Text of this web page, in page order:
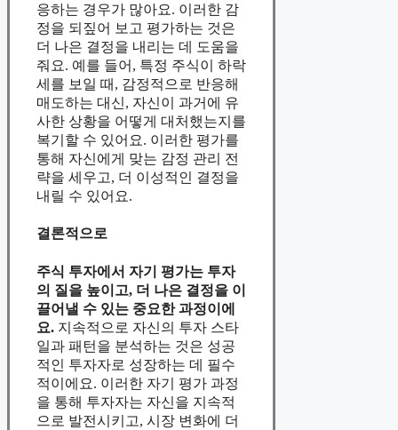
응하는 경우가 많아요. 이러한 감
정을 되짚어 보고 평가하는 것은
더 나은 결정을 내리는 데 도움을
줘요. 예를 들어, 특정 주식이 하락
세를 보일 때, 감정적으로 반응해
매도하는 대신, 자신이 과거에 유
사한 상황을 어떻게 대처했는지를
복기할 수 있어요. 이러한 평가를
통해 자신에게 맞는 감정 관리 전
략을 세우고, 더 이성적인 결정을
내릴 수 있어요.
결론적으로
주식 투자에서 자기 평가는 투자
의 질을 높이고, 더 나은 결정을 이
끌어낼 수 있는 중요한 과정이에
요. 지속적으로 자신의 투자 스타
일과 패턴을 분석하는 것은 성공
적인 투자자로 성장하는 데 필수
적이에요. 이러한 자기 평가 과정
을 통해 투자자는 자신을 지속적
으로 발전시키고, 시장 변화에 더